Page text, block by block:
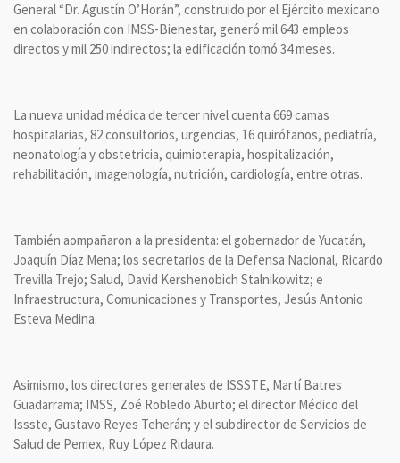
General “Dr. Agustín O’Horán”, construido por el Ejército mexicano
en colaboración con IMSS-Bienestar, generó mil 643 empleos
directos y mil 250 indirectos; la edificación tomó 34 meses.
La nueva unidad médica de tercer nivel cuenta 669 camas
hospitalarias, 82 consultorios, urgencias, 16 quirófanos, pediatría,
neonatología y obstetricia, quimioterapia, hospitalización,
rehabilitación, imagenología, nutrición, cardiología, entre otras.
También aompañaron a la presidenta: el gobernador de Yucatán,
Joaquín Díaz Mena; los secretarios de la Defensa Nacional, Ricardo
Trevilla Trejo; Salud, David Kershenobich Stalnikowitz; e
Infraestructura, Comunicaciones y Transportes, Jesús Antonio
Esteva Medina.
Asimismo, los directores generales de ISSSTE, Martí Batres
Guadarrama; IMSS, Zoé Robledo Aburto; el director Médico del
Issste, Gustavo Reyes Teherán; y el subdirector de Servicios de
Salud de Pemex, Ruy López Ridaura.